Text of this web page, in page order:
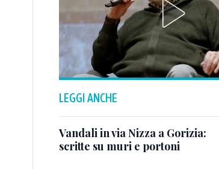
LEGGI ANCHE
Vandali in via Nizza a Gorizia:
scritte su muri e portoni